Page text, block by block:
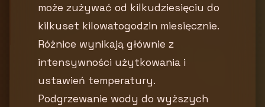
może zużywać od kilkudziesięciu do
kilkuset kilowatogodzin miesięcznie.
Różnice wynikają głównie z
intensywności użytkowania i
ustawień temperatury.
Podgrzewanie wody do wyższych